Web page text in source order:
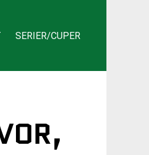
SERIER/CUPER